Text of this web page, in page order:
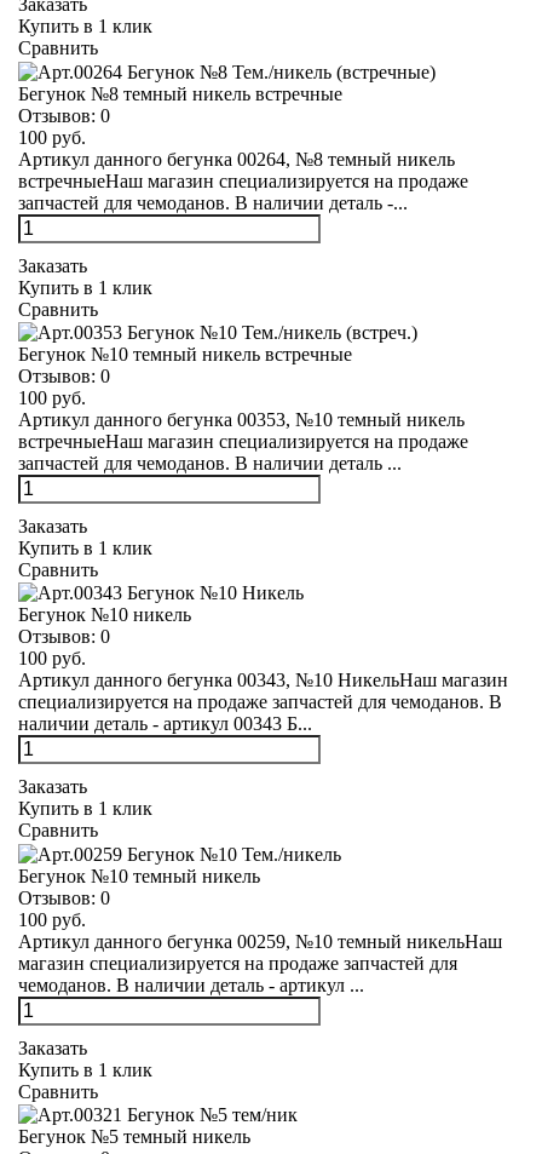
Заказать
Купить в 1 клик
Сравнить
Бегунок №8 темный никель встречные
Отзывов: 0
100 руб.
Артикул данного бегунка 00264, №8 темный никель
встречныеНаш магазин специализируется на продаже
запчастей для чемоданов. В наличии деталь -...
Заказать
Купить в 1 клик
Сравнить
Бегунок №10 темный никель встречные
Отзывов: 0
100 руб.
Артикул данного бегунка 00353, №10 темный никель
встречныеНаш магазин специализируется на продаже
запчастей для чемоданов. В наличии деталь ...
Заказать
Купить в 1 клик
Сравнить
Бегунок №10 никель
Отзывов: 0
100 руб.
Артикул данного бегунка 00343, №10 НикельНаш магазин
специализируется на продаже запчастей для чемоданов. В
наличии деталь - артикул 00343 Б...
Заказать
Купить в 1 клик
Сравнить
Бегунок №10 темный никель
Отзывов: 0
100 руб.
Артикул данного бегунка 00259, №10 темный никельНаш
магазин специализируется на продаже запчастей для
чемоданов. В наличии деталь - артикул ...
Заказать
Купить в 1 клик
Сравнить
Бегунок №5 темный никель